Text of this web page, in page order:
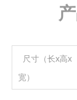
尺寸（长x高x
宽）